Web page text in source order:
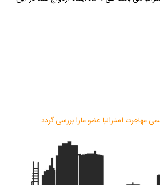
مهاجرت استرالیا عضو مارا بررسی گردد